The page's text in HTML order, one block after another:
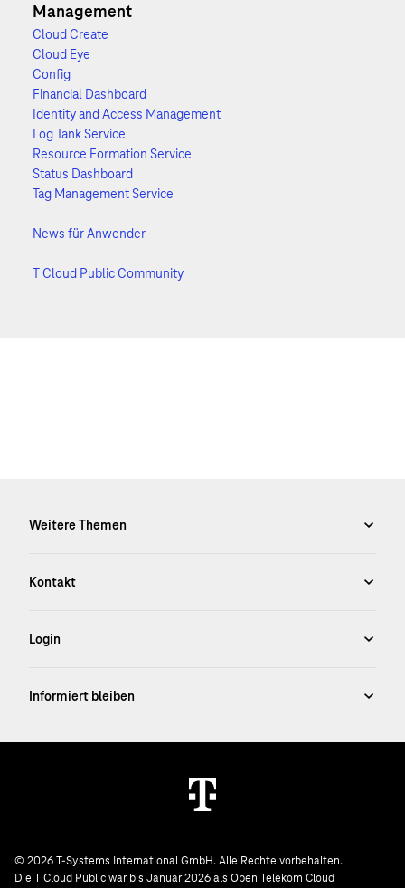
Management
Cloud Create
Cloud Eye
Config
Financial Dashboard
Identity and Access Management
Log Tank Service
Resource Formation Service
Status Dashboard
Tag Management Service
News für Anwender
T Cloud Public Community
© 2026 T-Systems International GmbH. Alle Rechte vorbehalten.
Die T Cloud Public war bis Januar 2026 als Open Telekom Cloud